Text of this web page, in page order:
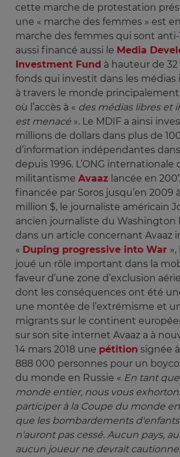
cette marche de protestation
une « marche des femmes » est
marche des femmes qui sont anti-
aussi financé aussi le Media
Investment Fund à hauteur de
fonds qui investit dans les
à travers le monde
où l’accès à « des médias libres et
est menacé ». Le MDIF a ainsi
millions de dollars dans plus de
d’information indépendantes
depuis 1996. L’ONG internationale
militantisme Avaaz lancée en
financée par Soros jusqu’en 2009
million $, le journaliste américain
ancien journaliste du Washington
dans un article concernant Avaaz
« Duping progressive into War »,
joué un rôle important dans la
faveur d’une zone d’exclusion
dont les conséquences ont été
une montée de l’extrémisme et
migrants sur le continent
sur son site internet Avaaz a à
14 mars 2018 une pétition signée
888 000 personnes pour un
du monde en Russie « En tant
monde entier, nous vous
participer à la Coupe du monde
que les bombardements
n'auront pas cessé. Aucun pays,
aucun joueur ne devrait